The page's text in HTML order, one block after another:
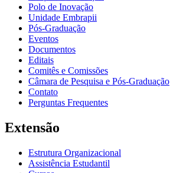
Polo de Inovação
Unidade Embrapii
Pós-Graduação
Eventos
Documentos
Editais
Comitês e Comissões
Câmara de Pesquisa e Pós-Graduação
Contato
Perguntas Frequentes
Extensão
Estrutura Organizacional
Assistência Estudantil